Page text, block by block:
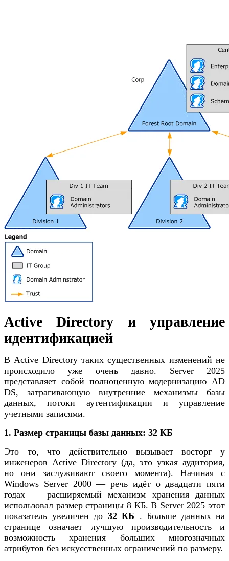
Active Directory и управление
идентификацией
В Active Directory таких существенных изменений не
происходило уже очень давно. Server 2025
представляет собой полноценную модернизацию AD
DS, затрагивающую внутренние механизмы базы
данных, потоки аутентификации и управление
учетными записями.
1. Размер страницы базы данных: 32 КБ
Это то, что действительно вызывает восторг у
инженеров Active Directory (да, это узкая аудитория,
но они заслуживают своего момента). Начиная с
Windows Server 2000 — речь идёт о двадцати пяти
годах — расширяемый механизм хранения данных
использовал размер страницы 8 КБ. В Server 2025 этот
показатель увеличен до 32 КБ . Больше данных на
странице означает лучшую производительность и
возможность хранения больших многозначных
атрибутов без искусственных ограничений по размеру.